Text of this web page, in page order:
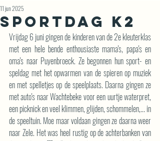
Sportdag K2
11 jun 2025
Vrijdag 6 juni gingen de kinderen van de 2e kleuterklas
met een hele bende enthousiaste mama's, papa's en
oma's naar Puyenbroeck. Ze begonnen hun sport- en
speldag met het opwarmen van de spieren op muziek
en met spelletjes op de speelplaats. Daarna gingen ze
met auto's naar Wachtebeke voor een uurtje waterpret,
een picknick en veel klimmen, glijden, schommelen,... in
de speeltuin. Moe maar voldaan gingen ze daarna weer
naar Zele. Het was heel rustig op de achterbanken van